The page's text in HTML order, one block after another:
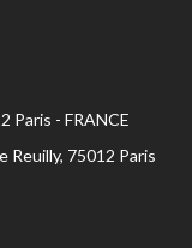
Paris - FRANCE
Reuilly, 75012 Paris